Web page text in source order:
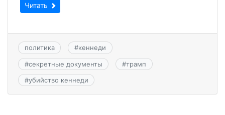
Читать
политика #кеннеди
#секретные документы #трамп
#убийство кеннеди